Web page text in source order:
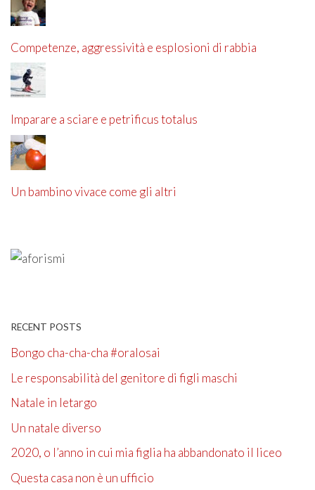
Competenze, aggressività e esplosioni di rabbia
Imparare a sciare e petrificus totalus
Un bambino vivace come gli altri
RECENT POSTS
Bongo cha-cha-cha #oralosai
Le responsabilità del genitore di figli maschi
Natale in letargo
Un natale diverso
2020, o l’anno in cui mia figlia ha abbandonato il liceo
Questa casa non è un ufficio